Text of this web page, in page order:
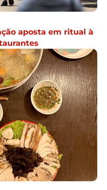
aposta em ritual à